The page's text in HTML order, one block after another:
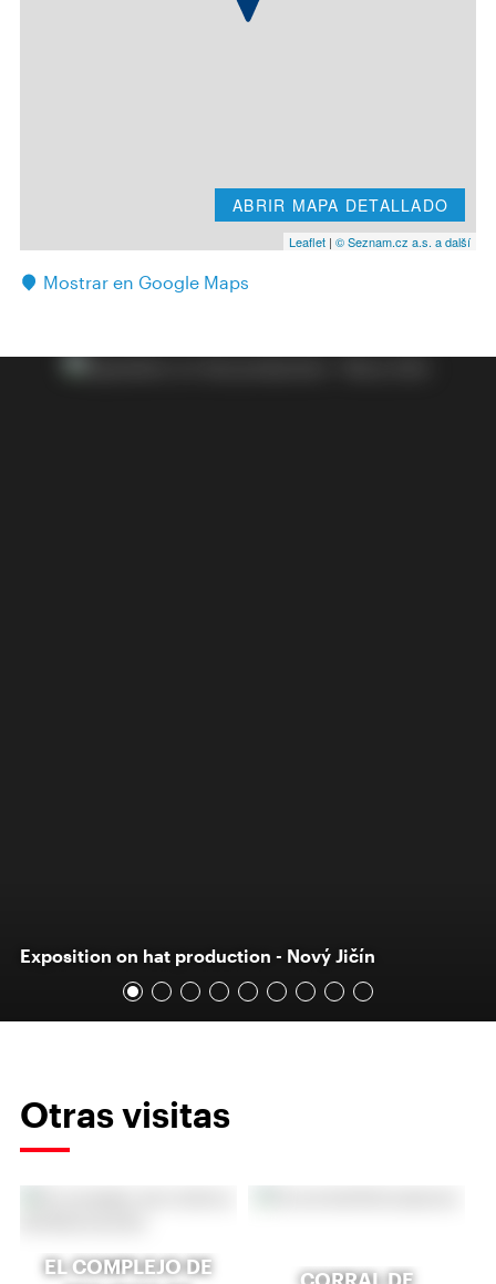
ABRIR MAPA DETALLADO
Leaflet | © Seznam.cz a.s. a další
Mostrar en Google Maps
Exposition on hat production - Nový Jičín
Otras visitas
EL COMPLEJO DE